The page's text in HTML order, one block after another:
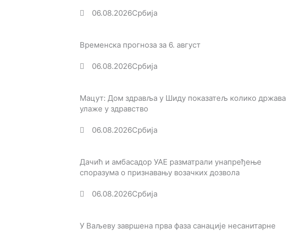
06.08.2026Србија
Временска прогноза за 6. август
06.08.2026Србија
Мацут: Дом здравља у Шиду показатељ колико држава
улаже у здравство
06.08.2026Србија
Дачић и амбасадор УАЕ разматрали унапређење
споразума о признавању возачких дозвола
06.08.2026Србија
У Ваљеву завршена прва фаза санације несанитарне